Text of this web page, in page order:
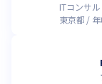
ITコンサ
東京都